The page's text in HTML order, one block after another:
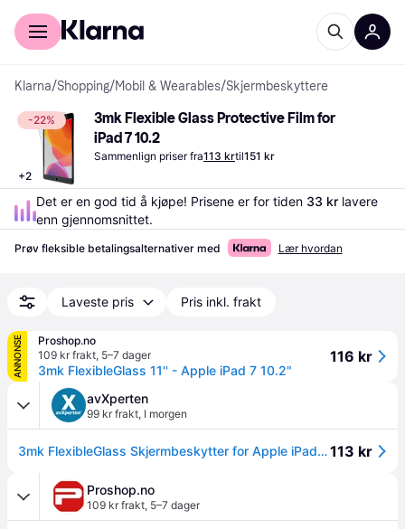
For kunder
Klarna/Shopping/Mobil & Wearables/Skjermbeskyttere
-22%
+2
3mk Flexible Glass Protective Film for
iPad 7 10.2
Sammenlign priser fra113 krtil151 kr
Det er en god tid å kjøpe! Prisene er for tiden 33 kr lavere
enn gjennomsnittet.
Prøv fleksible betalingsalternativer med Lær hvordan
Laveste pris Pris inkl. frakt
ANNONSE
Proshop.no
109 kr frakt, 5–7 dager
3mk FlexibleGlass 11'' - Apple iPad 7 10.2"
116 kr
avXperten
99 kr frakt, I morgen
3mk FlexibleGlass Skjermbeskytter for Apple iPad 7 - 10,2" (7H)113 kr
Proshop.no
109 kr frakt, 5–7 dager